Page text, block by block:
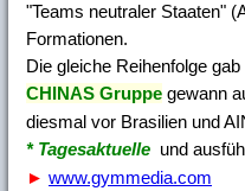
"Teams neutraler Staaten"
Formationen.
Die gleiche Reihenfolge
CHINAS Gruppe gewann
diesmal vor Brasilien und
* Tagesaktuelle und
► www.gymmedia.com